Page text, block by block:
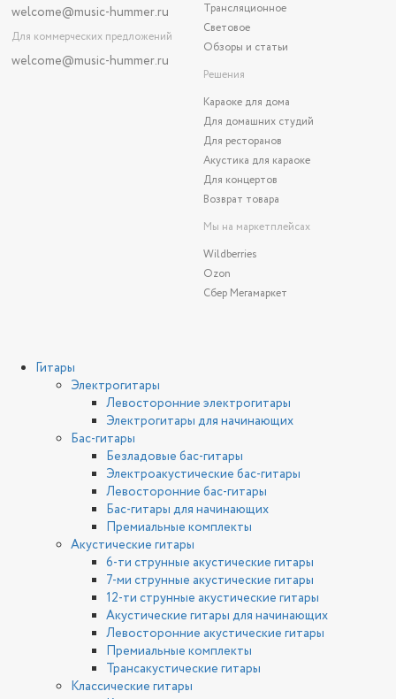
welcome@music-hummer.ru
Для коммерческих предложений
welcome@music-hummer.ru
Трансляционное
Световое
Обзоры и статьи
Решения
Караоке для дома
Для домашних студий
Для ресторанов
Акустика для караоке
Для концертов
Возврат товара
Мы на маркетплейсах
Wildberries
Ozon
Сбер Мегамаркет
Гитары
Электрогитары
Левосторонние электрогитары
Электрогитары для начинающих
Бас-гитары
Безладовые бас-гитары
Электроакустические бас-гитары
Левосторонние бас-гитары
Бас-гитары для начинающих
Премиальные комплекты
Акустические гитары
6-ти струнные акустические гитары
7-ми струнные акустические гитары
12-ти струнные акустические гитары
Акустические гитары для начинающих
Левосторонние акустические гитары
Премиальные комплекты
Трансакустические гитары
Классические гитары